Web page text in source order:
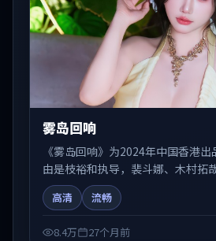
雾岛回响
《雾岛回响》为2024年中国香港出
由是枝裕和执导，裴斗娜、木村拓
在人物弧光与节奏推进中展开，兼
感。适合关注国产在线观看、热播
高清 流畅
8.4万 27个月前